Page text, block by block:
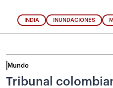
INDIA INUNDACIONES
Mundo
Tribunal